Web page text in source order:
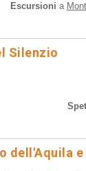
Escursioni a
Silenzio
dell'Aquila